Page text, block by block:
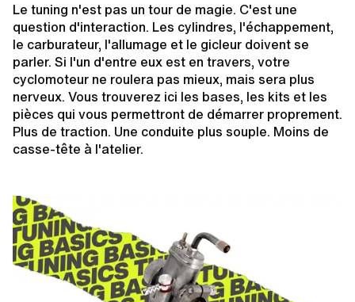
Le tuning n'est pas un tour de magie. C'est une
question d'interaction. Les cylindres, l'échappement,
le carburateur, l'allumage et le gicleur doivent se
parler. Si l'un d'entre eux est en travers, votre
cyclomoteur ne roulera pas mieux, mais sera plus
nerveux. Vous trouverez ici les bases, les kits et les
pièces qui vous permettront de démarrer proprement.
Plus de traction. Une conduite plus souple. Moins de
casse-tête à l'atelier.